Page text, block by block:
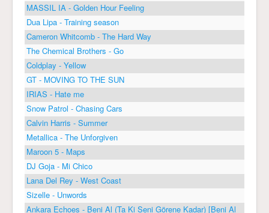
MASSIL IA - Golden Hour Feeling
Dua Lipa - Training season
Cameron Whitcomb - The Hard Way
The Chemical Brothers - Go
Coldplay - Yellow
GT - MOVING TO THE SUN
IRIAS - Hate me
Snow Patrol - Chasing Cars
Calvin Harris - Summer
Metallica - The Unforgiven
Maroon 5 - Maps
DJ Goja - Mi Chico
Lana Del Rey - West Coast
Sizelle - Unwords
Ankara Echoes - Beni Al (Ta Ki Seni Görene Kadar) [Beni Al